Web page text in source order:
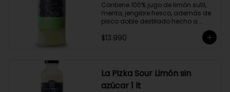
Contiene 100% jugo de limón sutil,
menta, jengibre fresco, además de
pisco doble destilado hecho a
Alejandría, Amarilla, Rosada y
$13.990
La Pizka Sour Limón sin
azúcar 1 lt